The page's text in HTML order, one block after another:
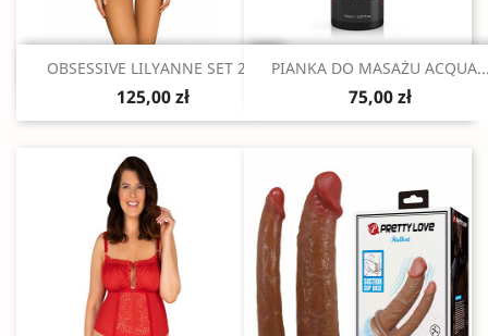
Szybki podgląd
OBSESSIVE LILYANNE SET 2...
125,00 zł
 Szybki podgląd
PIANKA DO MASAŻU
75,00 zł